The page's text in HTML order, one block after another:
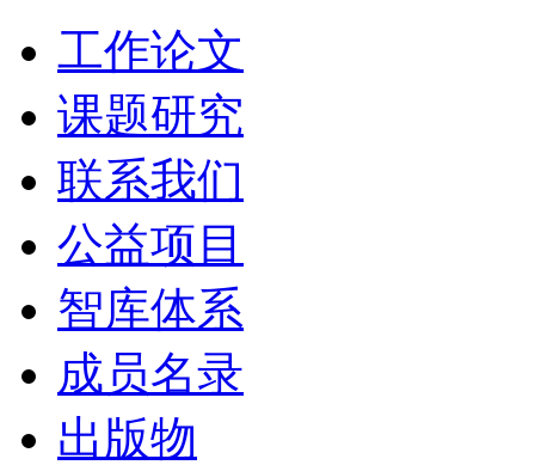
工作论文
课题研究
联系我们
公益项目
智库体系
成员名录
出版物